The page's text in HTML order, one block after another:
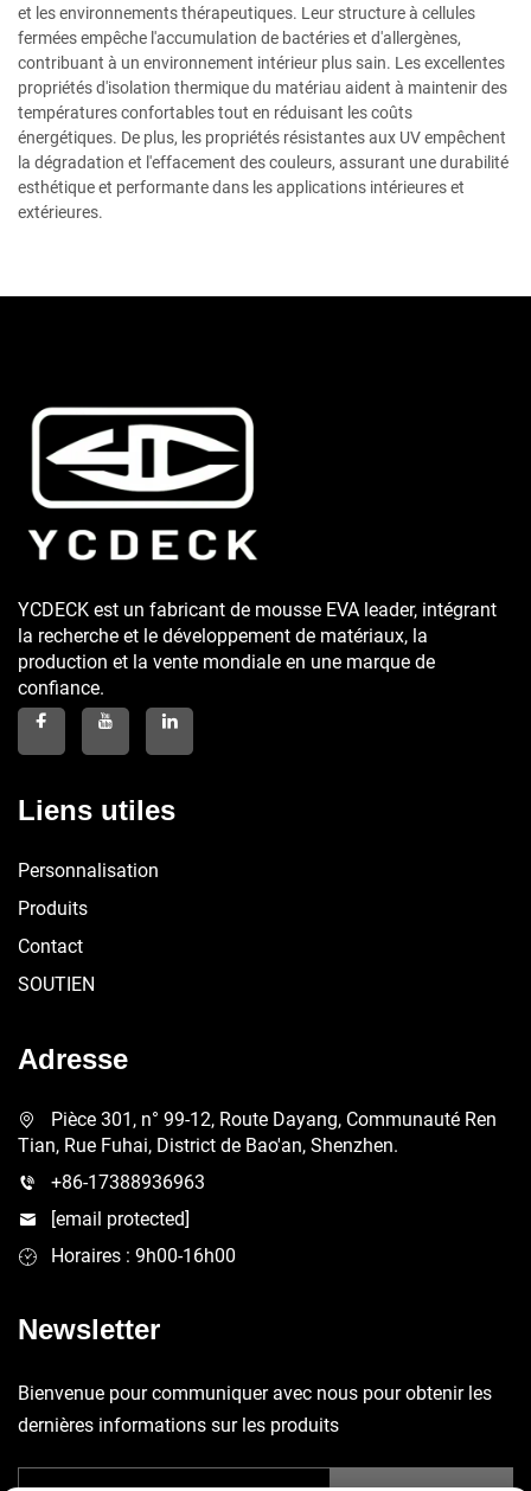
et les environnements thérapeutiques. Leur structure à cellules
fermées empêche l'accumulation de bactéries et d'allergènes,
contribuant à un environnement intérieur plus sain. Les excellentes
propriétés d'isolation thermique du matériau aident à maintenir des
températures confortables tout en réduisant les coûts
énergétiques. De plus, les propriétés résistantes aux UV empêchent
la dégradation et l'effacement des couleurs, assurant une durabilité
esthétique et performante dans les applications intérieures et
extérieures.
YCDECK est un fabricant de mousse EVA leader, intégrant
la recherche et le développement de matériaux, la
production et la vente mondiale en une marque de
confiance.
Liens utiles
Personnalisation
Produits
Contact
SOUTIEN
Adresse
Pièce 301, n° 99-12, Route Dayang, Communauté Ren
Tian, Rue Fuhai, District de Bao'an, Shenzhen.
+86-17388936963
[email protected]
Horaires : 9h00-16h00
Newsletter
Bienvenue pour communiquer avec nous pour obtenir les
dernières informations sur les produits